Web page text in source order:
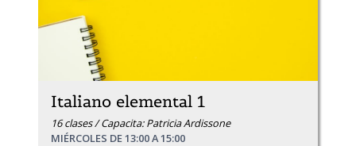
Italiano elemental 1
16 clases / Capacita: Patricia Ardissone
MIÉRCOLES DE 13:00 A 15:00